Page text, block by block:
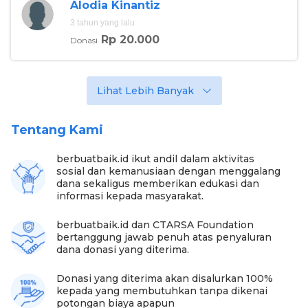
untuk berhenti berjualan demi mengurus sang
kakak yang tak boleh kelelahan. Namun kini Rani tak
lagi risau karena sekarang mereka sekeluarga telah
terdaftar menjadi bagian warga Bekasi dan sudah
mampu mengakses bantuan fasilitas kesehatan dari
“Setelah dapat bantuan dari berbuat baik
KTP untuk saya dan Adam juga dibuatkan akta
dibantu oleh Tim berbuatbaik jadi sekarang lebih
mudah untuk mengurus urus, sekarang bisa pindah
ke sekolah, sudah punya BPJS juga jadi bisa berobat
gratis. Kemarin Alhamdulillah kakaknya operasi juga
gratis karena pake BPJS” sambungnya.
Alodia Kinantiz
3 tahun yang lalu
Donasi Rp 20.000
Lihat Lebih Banyak
Tentang Kami
berbuatbaik.id ikut andil dalam aktivitas
sosial dan kemanusiaan dengan menggalang
dana sekaligus memberikan edukasi dan
informasi kepada masyarakat.
berbuatbaik.id dan CTARSA Foundation
bertanggung jawab penuh atas penyaluran
dana donasi yang diterima.
Donasi yang diterima akan disalurkan 100%
kepada yang membutuhkan tanpa dikenai
potongan biaya apapun